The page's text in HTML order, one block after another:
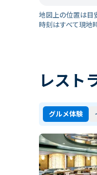
地図上の位置は目
時刻はすべて現地
レスト
グルメ体験